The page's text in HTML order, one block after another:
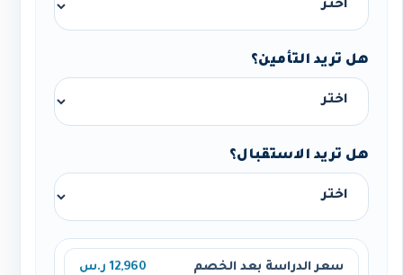
هل تريد التأمين؟
هل تريد الاستقبال؟
سعر الدراسة بعد الخصم 12,960 ر.س